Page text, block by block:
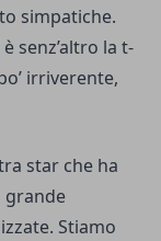
simpatiche.
senz’altro la t-
irriverente,
star che ha
grande
Stiamo